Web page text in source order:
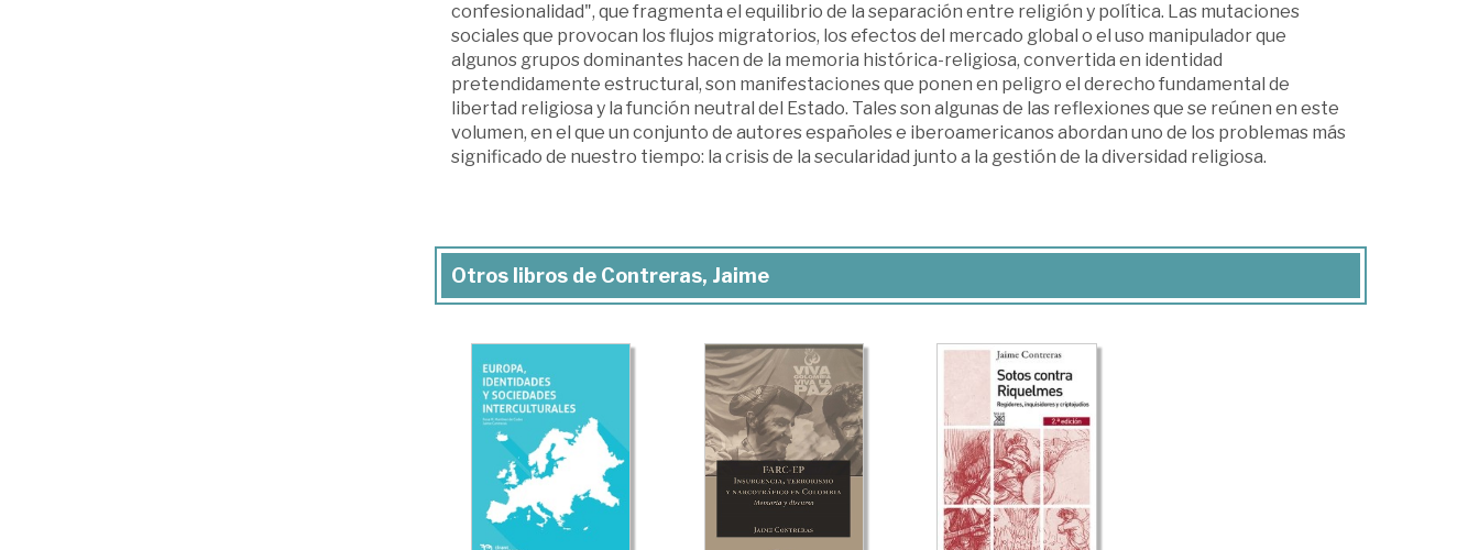
confesionalidad", que fragmenta el equilibrio de la separación entre religión y política. Las mutaciones
sociales que provocan los flujos migratorios, los efectos del mercado global o el uso manipulador que
algunos grupos dominantes hacen de la memoria histórica-religiosa, convertida en identidad
pretendidamente estructural, son manifestaciones que ponen en peligro el derecho fundamental de
libertad religiosa y la función neutral del Estado. Tales son algunas de las reflexiones que se reúnen en este
volumen, en el que un conjunto de autores españoles e iberoamericanos abordan uno de los problemas más
significado de nuestro tiempo: la crisis de la secularidad junto a la gestión de la diversidad religiosa.
Otros libros de Contreras, Jaime